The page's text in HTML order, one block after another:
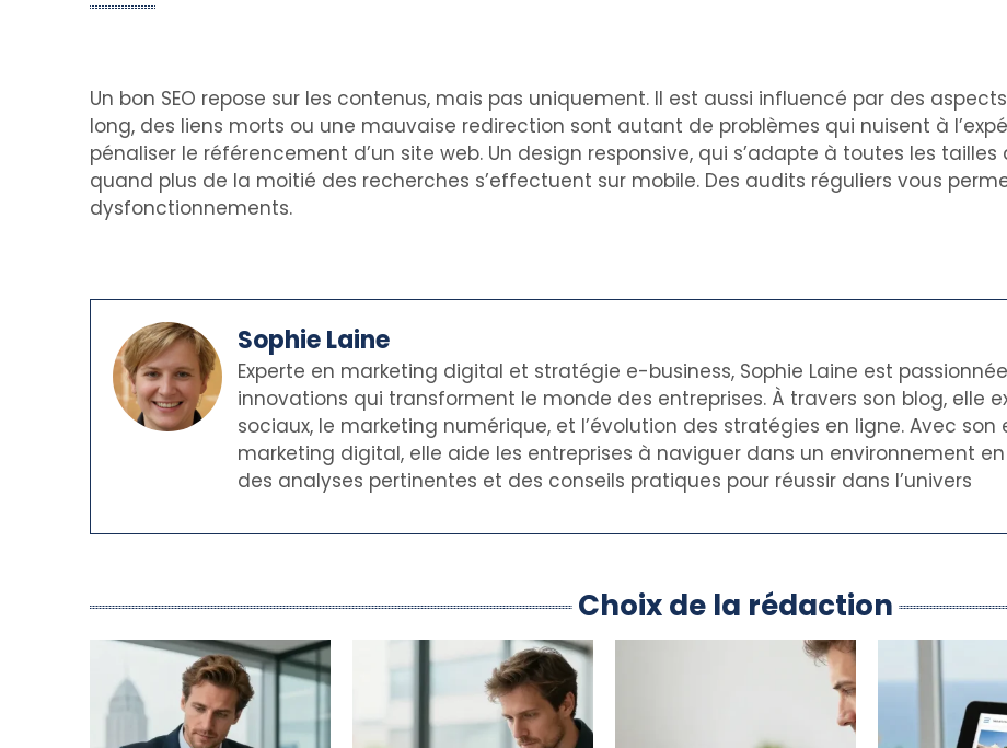
Un bon SEO repose sur les contenus, mais pas uniquement. Il est aussi influencé par des
long, des liens morts ou une mauvaise redirection sont autant de problèmes qui nuisent à
pénaliser le référencement d’un site web. Un design responsive, qui s’adapte à toutes les
quand plus de la moitié des recherches s’effectuent sur mobile. Des audits réguliers vous
dysfonctionnements.
Sophie Laine
Experte en marketing digital et stratégie e-business, Sophie Laine est
innovations qui transforment le monde des entreprises. À travers son blog, elle
sociaux, le marketing numérique, et l’évolution des stratégies en ligne. Avec
marketing digital, elle aide les entreprises à naviguer dans un environnement
des analyses pertinentes et des conseils pratiques pour réussir dans l’univers
Choix de la rédaction